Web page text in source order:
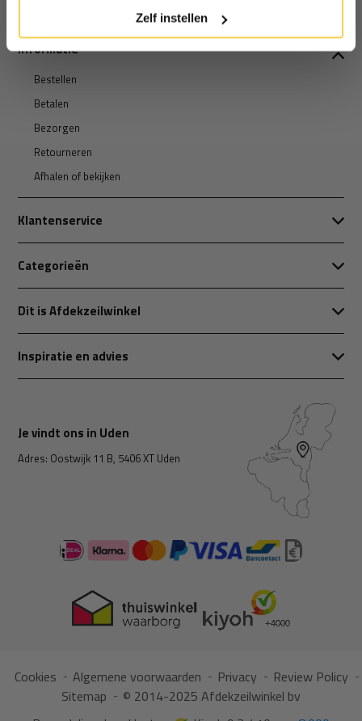
Zelf instellen
Informatie
Bestellen
Betalen
Bezorgen
Retourneren
Afhalen of bekijken
Klantenservice
Categorieën
Dit is Afdekzeilwinkel
Inspiratie en advies
Je vindt ons in Uden
Adres: Oostwijk 11 B, 5406 XT Uden
Cookies Algemene voorwaarden Privacy
Review Policy
Sitemap
© 2014-2025 Afdekzeilwinkel bv